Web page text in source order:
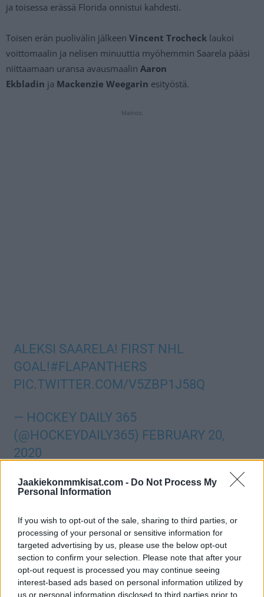
Jaakiekonmmkisat.com - Do Not Process My
Personal Information
If you wish to opt-out of the sale, sharing to third parties, or
processing of your personal or sensitive information for
targeted advertising by us, please use the below opt-out
section to confirm your selection. Please note that after your
opt-out request is processed you may continue seeing
interest-based ads based on personal information utilized by
us or personal information disclosed to third parties prior to
ja toisessa erässä Florida onnistui kahdesti.
Toisen erän puolivälin jälkeen Vincent Trocheck laukoi
voittomaalin ja nelisen minuuttia myöhemmin Saarela pääsi
niittaamaan uransa avausmaalin Aaron
Ekbladin ja Mackenzie Weegarin esityöstä.
Mainos:
ALEKSI SAARELA! FIRST NHL
GOAL!#FLAPANTHERS
PIC.TWITTER.COM/V5ZBP1J58Q
— HOCKEY DAILY 365
(@HOCKEYDAILY365) FEBRUARY 20,
2020
Päätöserässä Weegar laukoi loppulukemat 1-4:ään.
Saarela on tällä kaudella esiintynyt NHL-kaukalossa neljästi ja
torstain vastaisen yön maali oli miehelle uran ensimmäinen
piste.
Saarelalla on vyöllään kaksi ottelua Leijonien paidasta ja mies
olisikin jopa tyrkylläkevään MM-kisoihin.